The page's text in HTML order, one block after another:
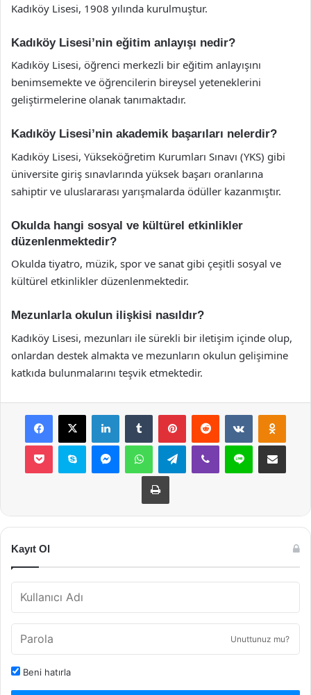
Kadıköy Lisesi, 1908 yılında kurulmuştur.
Kadıköy Lisesi’nin eğitim anlayışı nedir?
Kadıköy Lisesi, öğrenci merkezli bir eğitim anlayışını
benimsemekte ve öğrencilerin bireysel yeteneklerini
geliştirmelerine olanak tanımaktadır.
Kadıköy Lisesi’nin akademik başarıları nelerdir?
Kadıköy Lisesi, Yükseköğretim Kurumları Sınavı (YKS) gibi
üniversite giriş sınavlarında yüksek başarı oranlarına
sahiptir ve uluslararası yarışmalarda ödüller kazanmıştır.
Okulda hangi sosyal ve kültürel etkinlikler
düzenlenmektedir?
Okulda tiyatro, müzik, spor ve sanat gibi çeşitli sosyal ve
kültürel etkinlikler düzenlenmektedir.
Mezunlarla okulun ilişkisi nasıldır?
Kadıköy Lisesi, mezunları ile sürekli bir iletişim içinde olup,
onlardan destek almakta ve mezunların okulun gelişimine
katkıda bulunmalarını teşvik etmektedir.
Facebook
X LinkedInTumblr PinterestReddit VKontakte
Pocket Skype MessengerWhatsAppTelegramViber Line E-Posta ile
Yazdır
Kayıt Ol
Unuttunuz mu?
Beni hatırla